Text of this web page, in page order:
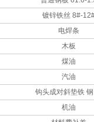
镀锌铁丝 8#-
电焊条
木板
煤油
汽油
钩头成对斜垫铁
机油